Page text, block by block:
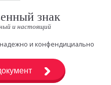
знак
и настоящий
надежно и конфендициально